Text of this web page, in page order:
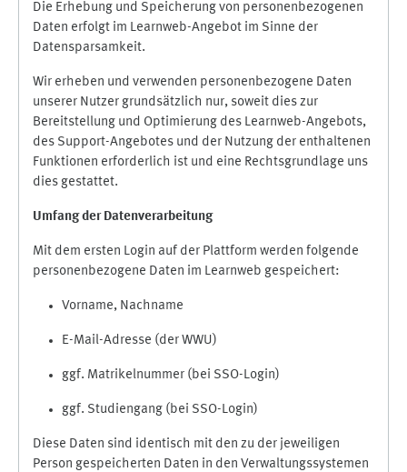
Die Erhebung und Speicherung von personenbezogenen
Daten erfolgt im Learnweb-Angebot im Sinne der
Datensparsamkeit.
Wir erheben und verwenden personenbezogene Daten
unserer Nutzer grundsätzlich nur, soweit dies zur
Bereitstellung und Optimierung des Learnweb-Angebots,
des Support-Angebotes und der Nutzung der enthaltenen
Funktionen erforderlich ist und eine Rechtsgrundlage uns
dies gestattet.
Umfang der Datenverarbeitung
Mit dem ersten Login auf der Plattform werden folgende
personenbezogene Daten im Learnweb gespeichert:
Vorname, Nachname
E-Mail-Adresse (der WWU)
ggf. Matrikelnummer (bei SSO-Login)
ggf. Studiengang (bei SSO-Login)
Diese Daten sind identisch mit den zu der jeweiligen
Person gespeicherten Daten in den Verwaltungssystemen